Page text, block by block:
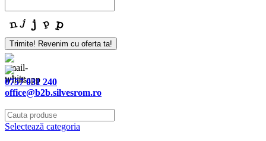
Trimite! Revenim cu oferta ta!
0757 031 240
office@b2b.silvesrom.ro
Selectează categoria